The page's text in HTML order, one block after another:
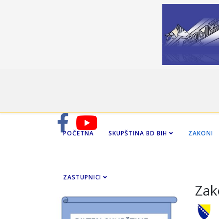
POČETNA SKUPŠTINA BD BIH ZAKONI
ZASTUPNICI